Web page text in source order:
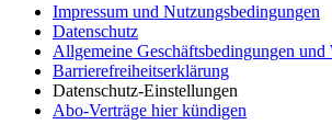
Impressum und Nutzungsbedingungen
Datenschutz
Allgemeine Geschäftsbedingungen
Barrierefreiheitserklärung
Datenschutz-Einstellungen
Abo-Verträge hier kündigen